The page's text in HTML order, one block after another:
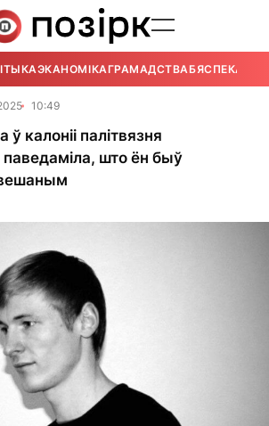
ЭКАНОМІКАГРАМАДСТВАБЯСПЕКА
10:49
ў калоніі палітвязня
што ён быў